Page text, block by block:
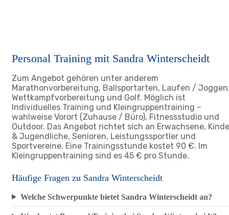
Personal Training mit Sandra Winterscheidt
Zum Angebot gehören unter anderem
Marathonvorbereitung, Ballsportarten, Laufen /
Wettkampfvorbereitung und Golf. Möglich ist
Individuelles Training und Kleingruppentraining –
wahlweise Vorort (Zuhause / Büro), Fitnessstudio und
Outdoor. Das Angebot richtet sich an Erwachsene,
& Jugendliche, Senioren, Leistungssportler und
Sportvereine. Eine Trainingsstunde kostet 90 €. Im
Kleingruppentraining sind es 45 € pro Stunde.
Häufige Fragen zu Sandra Winterscheidt
Welche Schwerpunkte bietet Sandra Winterscheidt an?